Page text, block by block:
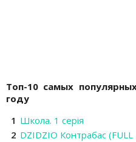
Топ-10 самых
году
Школа. 1 серія
DZIDZIO Контрабас (FULL